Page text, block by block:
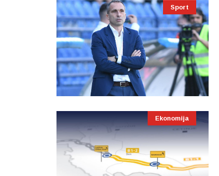
Sport
Ekonomija